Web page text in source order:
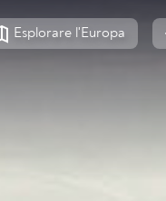
Esplorare l'Europa